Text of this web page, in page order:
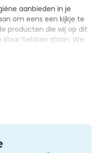
aanbieden in je
om eens een kijkje te
producten die wij op dit
hebben staan. We
horecabedrijf maar nodig
onder andere ook over
voor